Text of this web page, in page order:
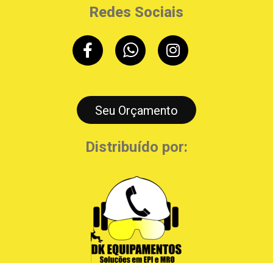
Redes Sociais
Seu Orçamento
Distribuído por: